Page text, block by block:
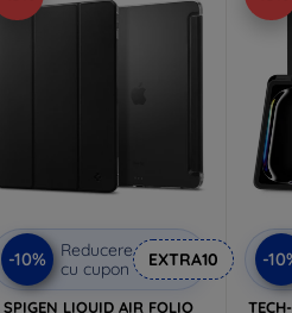
-10%
Reducere
cu cupon
EXTRA10
SPIGEN LIQUID AIR FOLIO
-